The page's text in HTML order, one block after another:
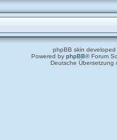
phpBB skin developed
Powered by phpBB® Forum
Deutsche Übersetzung